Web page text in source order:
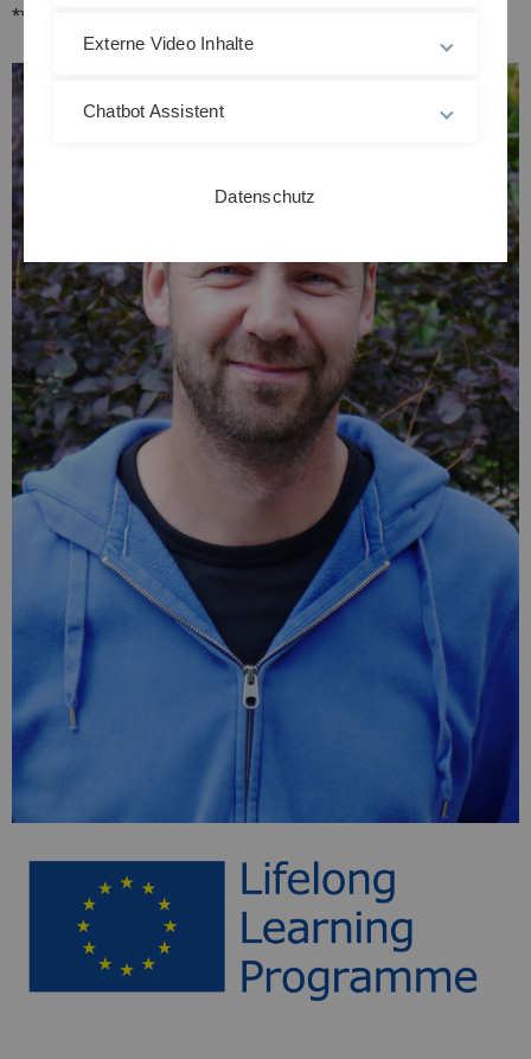
**49-(0)731-5023932
Externe Video Inhalte
Chatbot Assistent
Datenschutz